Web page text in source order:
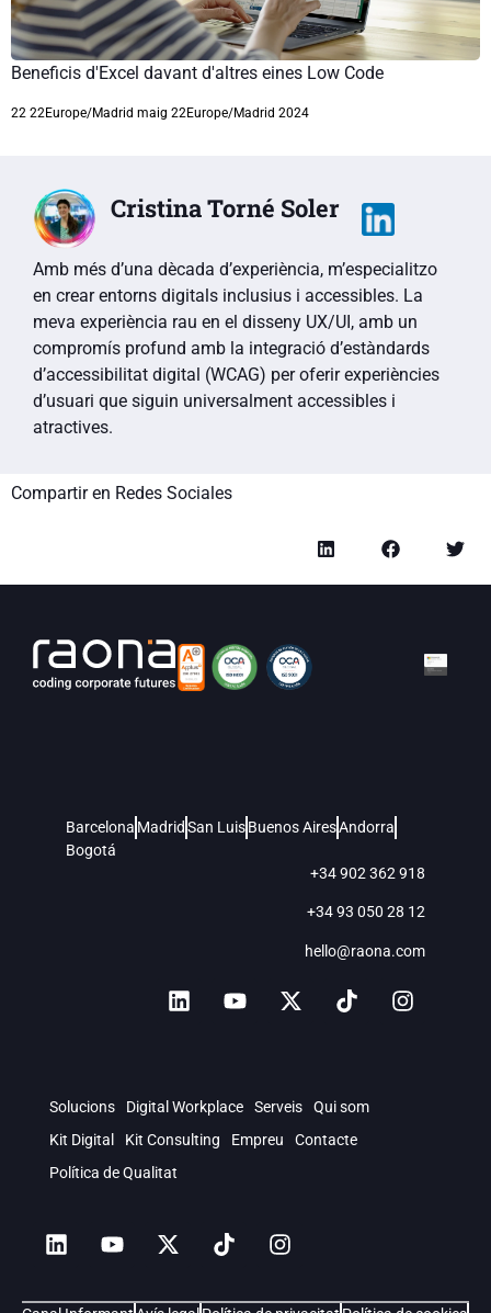
Beneficis d'Excel davant d'altres eines Low Code
22 22Europe/Madrid maig 22Europe/Madrid 2024
Cristina Torné Soler
Amb més d’una dècada d’experiència, m’especialitzo
en crear entorns digitals inclusius i accessibles. La
meva experiència rau en el disseny UX/UI, amb un
compromís profund amb la integració d’estàndards
d’accessibilitat digital (WCAG) per oferir experiències
d’usuari que siguin universalment accessibles i
atractives.
Compartir en Redes Sociales
Barcelona MadridSan LuisBuenos AiresAndorra
Bogotá
+34 902 362 918
+34 93 050 28 12
hello@raona.com
Solucions Digital Workplace Serveis
Qui som
Kit Digital
Kit Consulting Empreu
Contacte
Política de Qualitat